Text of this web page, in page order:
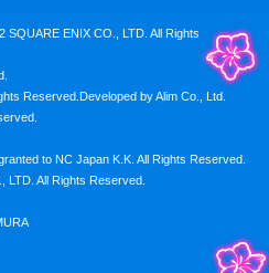
ENIX CO., LTD. All Rights
Reserved.Developed by Alim Co., Ltd.
to NC Japan K.K. All Rights Reserved.
All Rights Reserved.